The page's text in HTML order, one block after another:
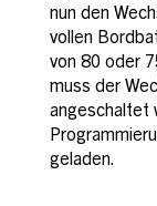
nun den
vollen
von 80 oder
muss der
angeschaltet
geladen.